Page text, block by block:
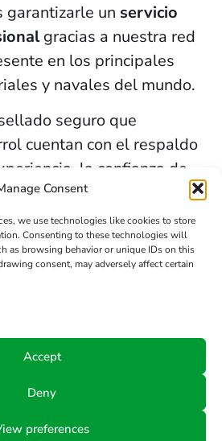
Consent
we use technologies like cookies to store
Consenting to these technologies will
as browsing behavior or unique IDs on this
consent, may adversely affect certain
Accept
Deny
preferences
garantizarle un servicio
gracias a nuestra red
en los principales
y navales del mundo.
seguro que
cuentan con el respaldo
la confianza de
y el compromiso constante
y la seguridad.
Email
info@hts-
Síguenos